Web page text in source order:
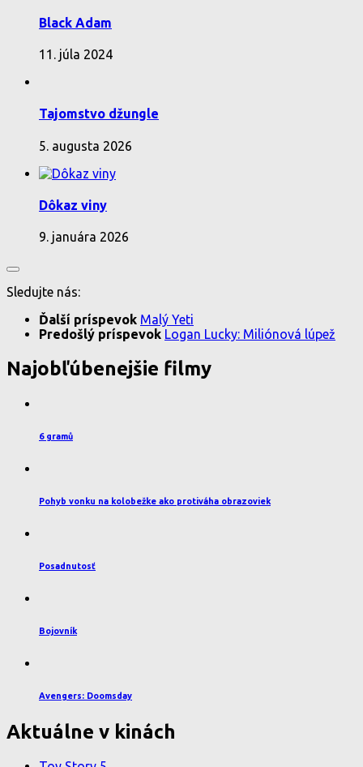
Black Adam
11. júla 2024
Tajomstvo džungle
5. augusta 2026
Dôkaz viny
9. januára 2026
Sledujte nás:
Ďalší príspevok Malý Yeti
Predošlý príspevok Logan Lucky: Miliónová lúpež
Najobľúbenejšie filmy
6 gramů
Pohyb vonku na kolobežke ako protiváha obrazoviek
Posadnutosť
Bojovník
Avengers: Doomsday
Aktuálne v kinách